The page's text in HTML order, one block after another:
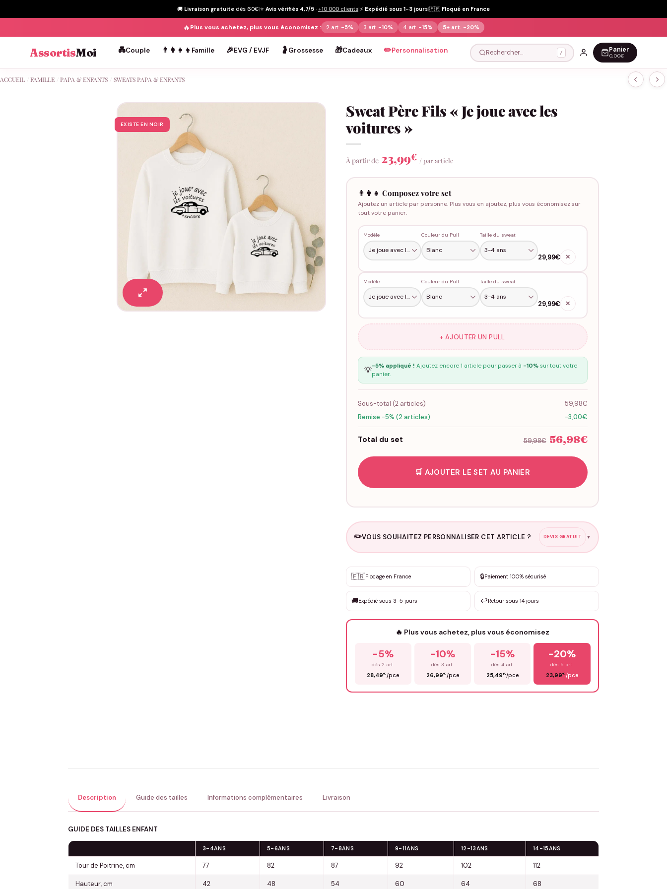
🚚 Livraison gratuite dès 60€|⭐ Avis vérifiés 4,7/5 · +10 000 clients|⚡ Expédié sous 1-3 jours|🇫🇷 Floqué en France
🔥Plus vous achetez, plus vous économisez : 2 art. -5% 3 art. -10% 4 art. -15% 5+ art. -20%
AssortisMoi 💑Couple 👨‍👩‍👧‍👦 Famille 🎉EVG / EVJF 🤰 Grossesse 🎁Cadeaux ✏️Personnalisation Rechercher… / Panier
0,00€
ACCUEIL FAMILLE PAPA & ENFANTS SWEATS PAPA & ENFANTS
EXISTE EN NOIR
Sweat Père Fils « Je joue avec les
voitures »
À partir de 23,99€ / par article
👨‍👩‍👧 Composez votre set
Ajoutez un article par personne. Plus vous en ajoutez, plus vous économisez sur
tout votre panier.
Modèle Couleur du Pull Taille du sweat
29,99€ ✕
Modèle Couleur du Pull Taille du sweat
29,99€ ✕
+ AJOUTER UN PULL
💡-5% appliqué ! Ajoutez encore 1 article pour passer à -10%sur tout votre
panier.
Sous-total (2articles)
59,98€
Remise -5% (2 articles)
-3,00€
Total du set 59,98€ 56,98€
🛒 AJOUTER LE SET AU PANIER
✏️VOUS SOUHAITEZ PERSONNALISER CET ARTICLE ? DEVIS GRATUIT ▼
✨ Personnalisation sur mesure
DEVIS GRATUIT · Personnalisation de 3 à 10€ selon la demande
Que souhaitez-vous ?
🇫🇷Flocage en France 🔒Paiement 100% sécurisé
🚚Expédié sous 3-5 jours ↩️Retour sous 14 jours
🔥 Plus vous achetez, plus vous économisez
-5%
dès 2 art.
28,49€/pce
-10%
dès 3 art.
26,99€/pce
-15%
dès 4 art.
25,49€/pce
-20%
dès 5 art.
23,99€/pce
Description Guide des tailles Informations complémentaires Livraison
GUIDE DES TAILLES ENFANT
3-4ANS 5-6ANS 7-8ANS 9-11ANS 12-13ANS 14-15ANS
Tour de Poitrine, cm 77 82 87 92 102 112
Hauteur, cm 42 48 54 60 64 68